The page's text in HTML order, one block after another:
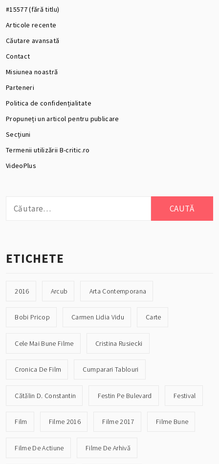
#15577 (fără titlu)
Articole recente
Căutare avansată
Contact
Misiunea noastră
Parteneri
Politica de confidențialitate
Propuneți un articol pentru publicare
Secțiuni
Termenii utilizării B-critic.ro
VideoPlus
după:
ETICHETE
2016 Arcub Arta Contemporana
Bobi Pricop Carmen Lidia Vidu Carte
Cele Mai Bune Filme Cristina Rusiecki
Cronica De Film Cumparari Tablouri
Cătălin D. Constantin Festin Pe Bulevard Festival
Film Filme 2016 Filme 2017 Filme Bune
Filme De Actiune Filme De Arhivă